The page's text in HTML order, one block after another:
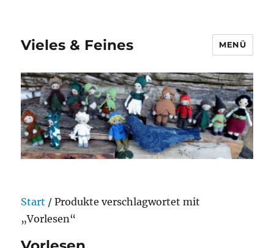
Vieles & Feines MENÜ
Start / Produkte verschlagwortet mit
„Vorlesen“